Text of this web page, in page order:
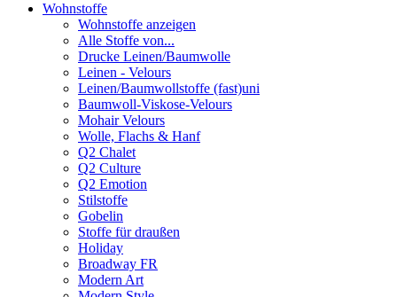
Wohnstoffe
Wohnstoffe anzeigen
Alle Stoffe von...
Drucke Leinen/Baumwolle
Leinen - Velours
Leinen/Baumwollstoffe (fast)uni
Baumwoll-Viskose-Velours
Mohair Velours
Wolle, Flachs & Hanf
Q2 Chalet
Q2 Culture
Q2 Emotion
Stilstoffe
Gobelin
Stoffe für draußen
Holiday
Broadway FR
Modern Art